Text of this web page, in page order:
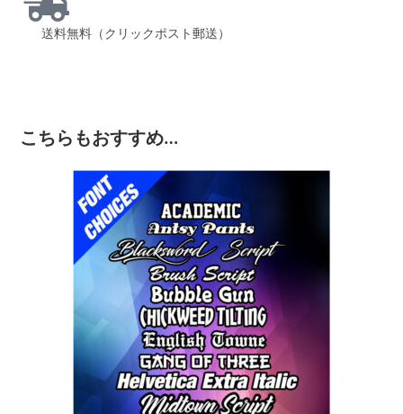
送料無料（クリックポスト郵送）
こちらもおすすめ…